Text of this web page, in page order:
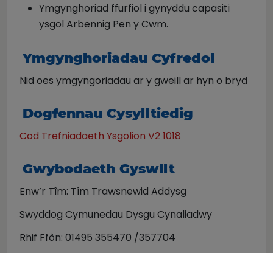
Ymgynghoriad ffurfiol i gynyddu capasiti
ysgol Arbennig Pen y Cwm.
Ymgynghoriadau Cyfredol
Nid oes ymgyngoriadau ar y gweill ar hyn o bryd
Dogfennau Cysylltiedig
Cod Trefniadaeth Ysgolion V2 1018
Gwybodaeth Gyswllt
Enw’r Tîm: Tîm Trawsnewid Addysg
Swyddog Cymunedau Dysgu Cynaliadwy
Rhif Ffôn: 01495 355470 /357704